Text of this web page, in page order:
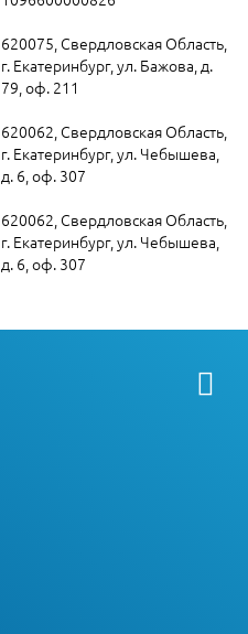
620075, Свердловская Область,
г. Екатеринбург, ул. Бажова, д.
79, оф. 211
620062, Свердловская Область,
г. Екатеринбург, ул. Чебышева,
д. 6, оф. 307
620062, Свердловская Область,
г. Екатеринбург, ул. Чебышева,
д. 6, оф. 307